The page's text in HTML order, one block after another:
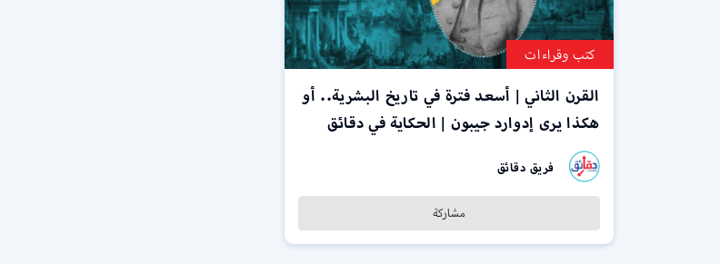
كتب وقراءات
القرن الثاني | أسعد فترة في تاريخ البشرية.. أو
هكذا يرى إدوارد جيبون | الحكاية في دقائق
فريق دقائق
مشاركة